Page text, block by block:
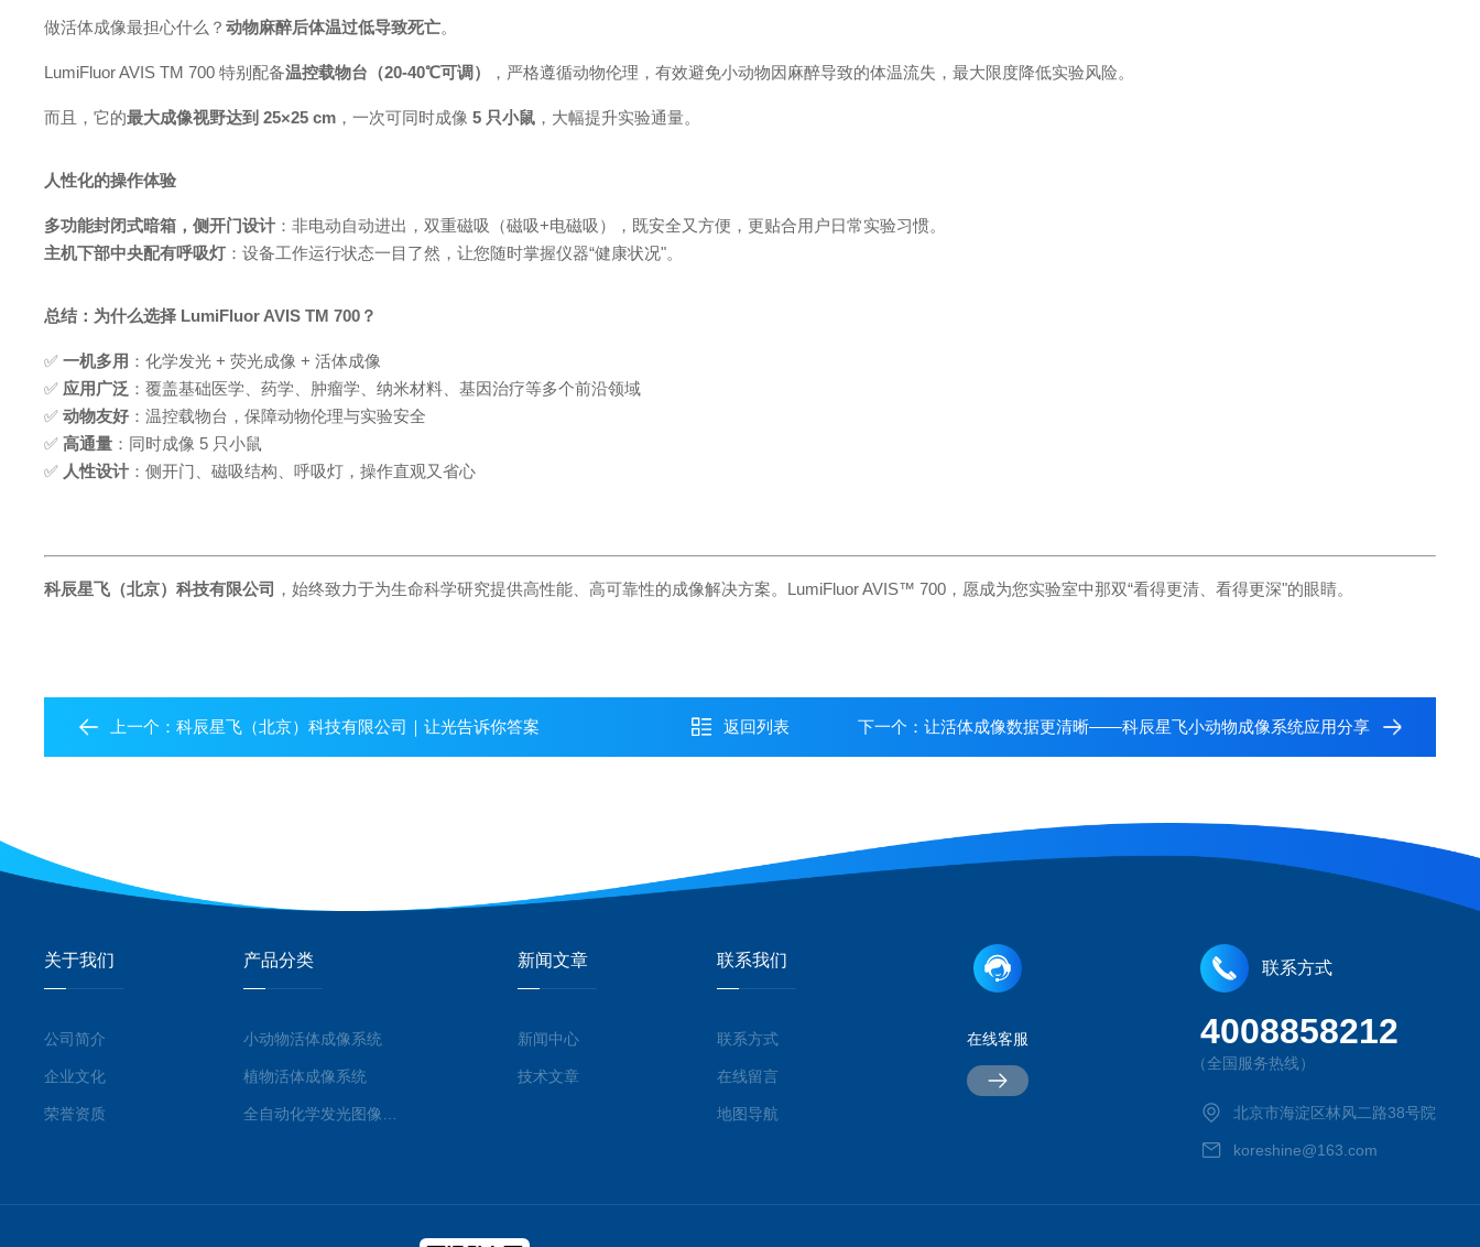
做活体成像最担心什么？动物麻醉后体温过低导致死亡。
LumiFluor AVIS TM700 特别配备温控载物台（20-40℃可调） ，严格遵循动物伦理，有效避免小动物因麻醉导致的体温流失，最大限度降低实验风险。
而且，它的最大成像视野达到 25×25 cm ，一次可同时成像 5 只小鼠 ，大幅提升实验通量。
人性化的操作体验
多功能封闭式暗箱，侧开门设计 ：非电动自动进出，双重磁吸（磁吸+电磁吸），既安全又方便，更贴合用户日常实验习惯。
主机下部中央配有呼吸灯 ：设备工作运行状态一目了然，让您随时掌握仪器“健康状况"。
总结：为什么选择 LumiFluor AVIS TM 700？
✅一机多用 ：化学发光 + 荧光成像 + 活体成像
✅ 应用广泛 ：覆盖基础医学、药学、肿瘤学、纳米材料、基因治疗等多个前沿领域
✅动物友好 ：温控载物台，保障动物伦理与实验安全
✅高通量 ：同时成像 5 只小鼠
✅ 人性设计 ：侧开门、磁吸结构、呼吸灯，操作直观又省心
科辰星飞（北京）科技有限公司 ，始终致力于为生命科学研究提供高性能、高可靠性的成像解决方案。 LumiFluor AVIS™ 700，愿成为您实验室中那双“看得更清、看得更深"的眼睛。
上一个：科辰星飞（北京）科技有限公司｜让光告诉你答案 返回列表 下一个： 让活体成像数据更清晰——科辰星飞小动物成像系统应用分享
关于我们
公司简介
企业文化
荣誉资质
产品分类
小动物活体成像系统
植物活体成像系统
新闻文章
新闻中心
技术文章
联系我们
联系方式
在线留言
地图导航
在线客服
联系方式
4008858212
（全国服务热线）
北京市海淀区林风二路38号院
koreshine@163.com